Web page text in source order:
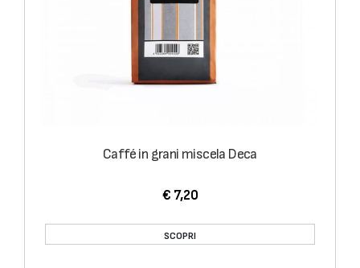
Caffé in grani miscela Deca
€ 7,20
SCOPRI